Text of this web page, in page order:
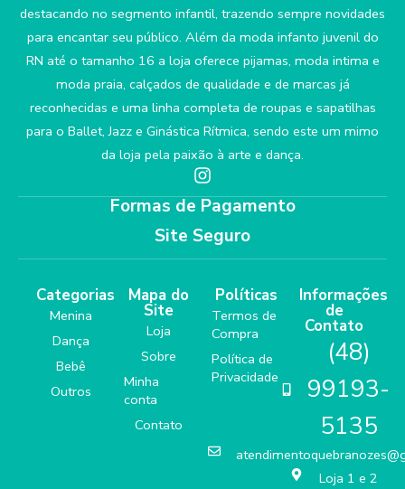
destacando no segmento infantil, trazendo sempre novidades
para encantar seu público. Além da moda infanto juvenil do
RN até o tamanho 16 a loja oferece pijamas, moda intima e
moda praia, calçados de qualidade e de marcas já
reconhecidas e uma linha completa de roupas e sapatilhas
para o Ballet, Jazz e Ginástica Rítmica, sendo este um mimo
da loja pela paixão à arte e dança.
Formas de Pagamento
Site Seguro
Categorias
Menina
Dança
Bebê
Outros
Mapa do
Site
Loja
Sobre
Minha
conta
Contato
Políticas
Termos de
Compra
Política de
Privacidade
Informações
de
Contato
(48)
99193-
5135
Loja 1 e 2